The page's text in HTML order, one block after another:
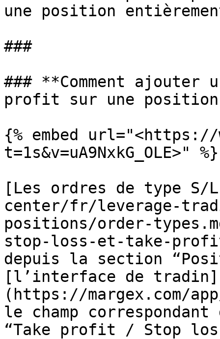
une position
###
### **Comment ajouter
profit sur une
{% embed url="<https://
t=1s&v=uA9NxkG_OLE>" %}
[Les ordres de type
center/fr/leverage-
positions/order-
stop-loss-et-take-
depuis la section
[l’interface de tradin]
(https://margex.com/
le champ correspondant
“Take profit / Stop